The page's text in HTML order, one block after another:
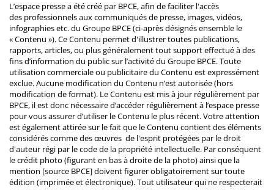
L’espace presse a été créé par BPCE, afin de faciliter l'accès
des professionnels aux communiqués de presse, images, vidéos,
infographies etc. du Groupe BPCE (ci-après désignés ensemble le
« Contenu »). Ce Contenu permet d'illustrer toutes publications,
rapports, articles, ou plus généralement tout support effectué à des
fins d’information du public sur l’activité du Groupe BPCE. Toute
utilisation commerciale ou publicitaire du Contenu est expressément
exclue. Aucune modification du Contenu n’est autorisée (hors
modification de format). Le Contenu est mis à jour régulièrement par
BPCE, il est donc nécessaire d’accéder régulièrement à l’espace presse
pour vous assurer d’utiliser le Contenu le plus récent. Votre attention
est également attirée sur le fait que le Contenu contient des éléments
considérés comme des œuvres de l'esprit protégées par le droit
d'auteur régi par le code de la propriété intellectuelle. Par conséquent
le crédit photo (figurant en bas à droite de la photo) ainsi que la
mention [source BPCE] doivent figurer obligatoirement sur toute
édition (imprimée et électronique). Tout utilisateur qui ne respecterait